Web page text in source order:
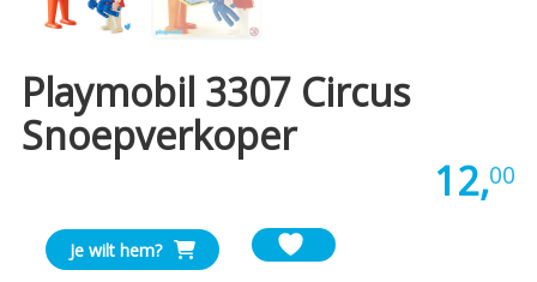
Playmobil 3307 Circus
Snoepverkoper
12,00
Playmobil
3307
Je wilt hem?